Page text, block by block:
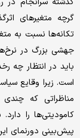
گرچه متغیرهای
تکانه‌ها نسبت به
جهشی بزرگ در
باید در انتظار چه
است. زیرا وقایع
مناظراتی که
کامودیتی‌ها را
پیش‌بینی دورنمای